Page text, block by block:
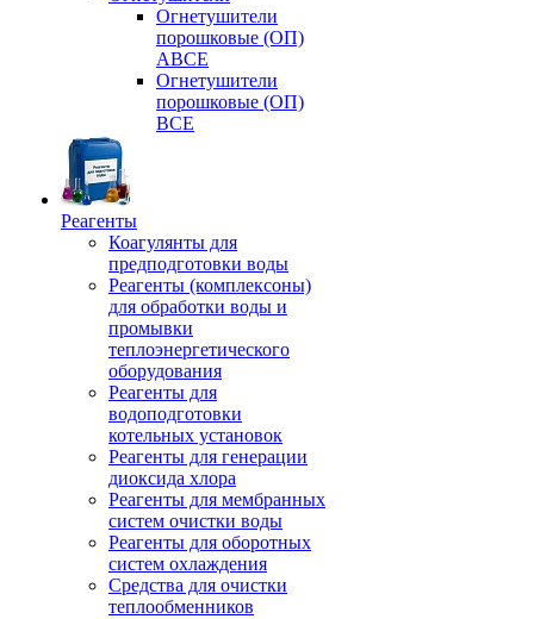
Огнетушители
порошковые (ОП)
АВСЕ
Огнетушители
порошковые (ОП)
ВСЕ
Реагенты
Коагулянты для
предподготовки воды
Реагенты (комплексоны)
для обработки воды и
промывки
теплоэнергетического
оборудования
Реагенты для
водоподготовки
котельных установок
Реагенты для генерации
диоксида хлора
Реагенты для мембранных
систем очистки воды
Реагенты для оборотных
систем охлаждения
Средства для очистки
теплообменников